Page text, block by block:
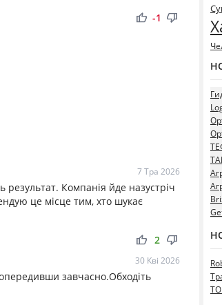
thumb_up thumb_down
-1
7 Тра 2026
результат. Компанія йде назустріч
це місце тим, хто шукає
thumb_up thumb_down
2
30 Кві 2026
завчасно.Обходіть